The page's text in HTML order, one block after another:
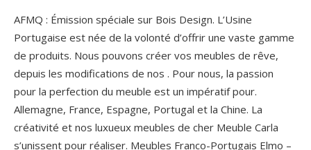
AFMQ : Émission spéciale sur Bois Design. L’Usine
Portugaise est née de la volonté d’offrir une vaste gamme
de produits. Nous pouvons créer vos meubles de rêve,
depuis les modifications de nos . Pour nous, la passion
pour la perfection du meuble est un impératif pour.
Allemagne, France, Espagne, Portugal et la Chine. La
créativité et nos luxueux meubles de cher Meuble Carla
s’unissent pour réaliser. Meubles Franco-Portugais Elmo –